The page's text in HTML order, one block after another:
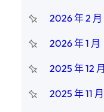
2026 年 2 月
2026 年 1 月
2025 年 12 月
2025 年 11 月